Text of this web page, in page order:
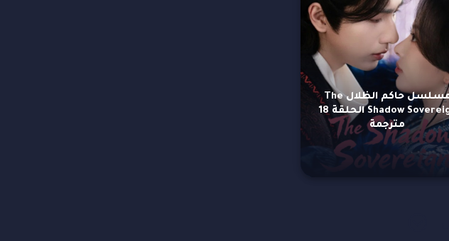
مسلسل حاكم الظلال The
Shadow Sovereign الحلقة 18
مترجمة